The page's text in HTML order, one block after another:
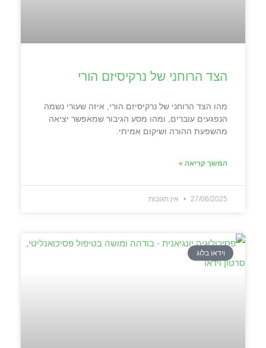
הצד הרוחני של נרקיסיזם הורי
מהו הצד הרוחני של נרקיסיזם הורי, איזה שעורי נשמה
הנפגעים עוברים, ומהו מסע הגיבור שמאפשר יציאה
מהשפעת ההורה ושיקום אמיתי.
המשך קריאה »
27/06/2025 אין תגובות
וידאו בלוג